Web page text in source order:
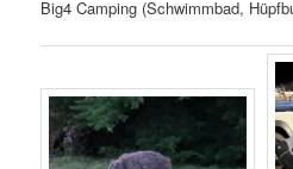
Big4 Camping (Schwimmbad,